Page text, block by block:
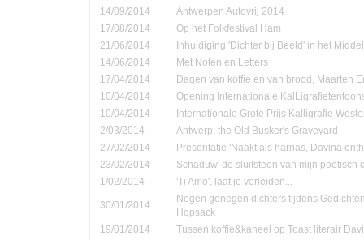
14/09/2014
Antwerpen Autovrij 2014
17/08/2014
Op het Folkfestival Ham
21/06/2014
Inhuldiging 'Dichter bij Beeld' in het
14/06/2014
Met Noten en Letters
17/04/2014
Dagen van koffie en van brood, Maarten
10/04/2014
Opening Internationale
10/04/2014
Internationale Grote Prijs Kalligrafie
2/03/2014
Antwerp, the Old Busker's Graveyard
27/02/2014
Presentatie 'Naakt als harnas, Davina
23/02/2014
Schaduw' de sluitsteen van mijn poëtisch
1/02/2014
'Ti Amo', laat je verleiden...
30/01/2014
Negen genegen dichters tijdens
Hopsack
19/01/2014
Tussen koffie&kaneel op Toast literair